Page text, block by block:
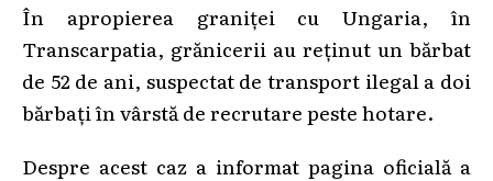
În apropierea graniței cu Ungaria, în
Transcarpatia, grănicerii au reținut un bărbat
de 52 de ani, suspectat de transport ilegal a doi
bărbați în vârstă de recrutare peste hotare.
Despre acest caz a informat pagina oficială a